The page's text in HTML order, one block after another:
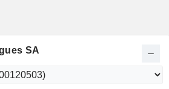
SA